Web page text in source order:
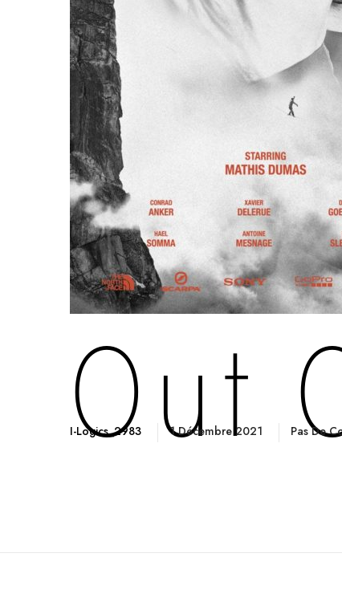
Out
I-Logics_2983 1 Décembre 2021 Pas De